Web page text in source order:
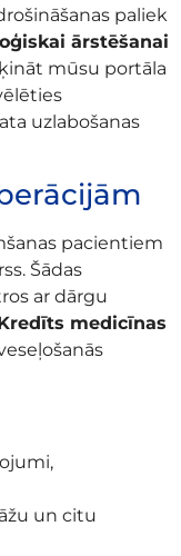
paliek
ārstēšanai
mūsu portāla
uzlabošanas
pacientiem
Šādas
ar dārgu
medicīnas
un citu